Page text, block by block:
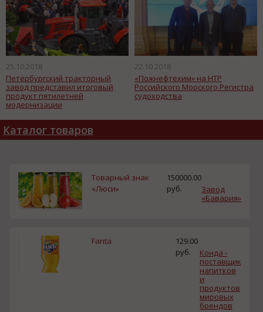
25.10.2018
Петербургский тракторный
завод представил итоговый
продукт пятилетней
модернизации
тракторов
22.10.2018
«Пожнефтехим» на НТР
Российского Морского Регистра
судоходства
Каталог товаров
Товарный знак
«Люси»
150000.00
руб.
Завод
«Бавария»
Fanta
129.00
руб.
Конда -
поставщик
напитков
и
продуктов
мировых
брендов